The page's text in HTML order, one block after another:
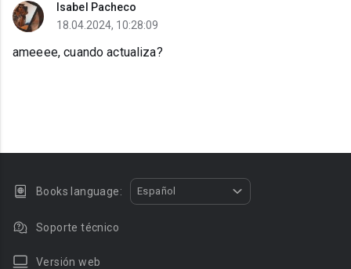
Isabel Pacheco
18.04.2024, 10:28:09
ameeee, cuando actualiza?
Books language: Español
Soporte técnico
Versión web